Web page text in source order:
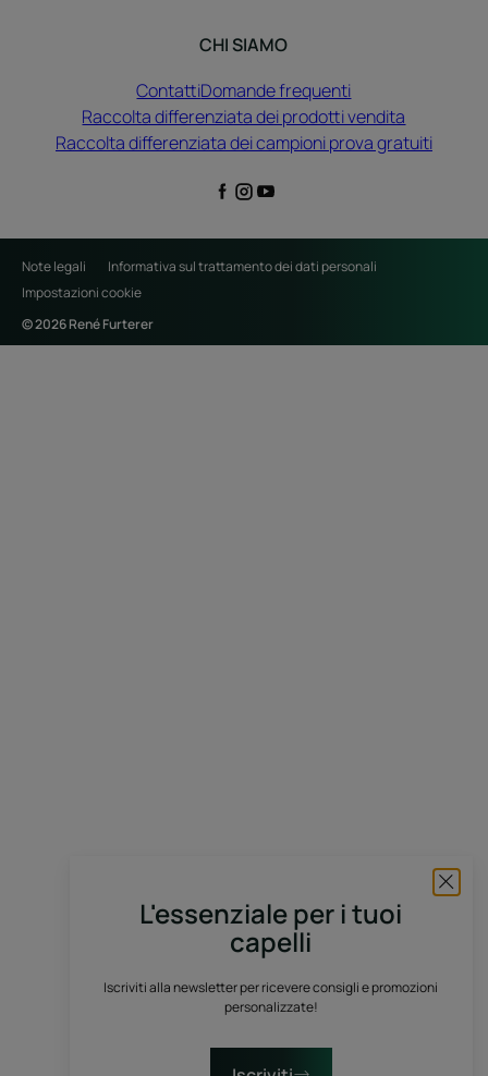
L'essenziale per i tuoi
capelli
Iscriviti alla newsletter per ricevere consigli e promozioni
personalizzate!
CHI SIAMO
ContattiDomande frequenti
Raccolta differenziata dei prodotti vendita
Raccolta differenziata dei campioni prova gratuiti
Note legali
Informativa sul trattamento dei dati personali
Impostazioni cookie
© 2026 René Furterer